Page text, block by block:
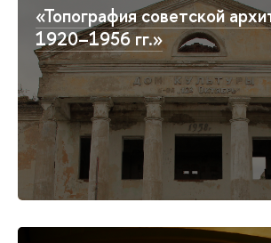
«Топография советской
1920–1956 гг.»